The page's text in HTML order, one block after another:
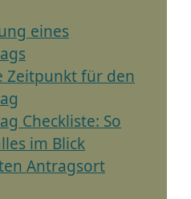
eines
Zeitpunkt für den
Checkliste: So
im Blick
Antragsort